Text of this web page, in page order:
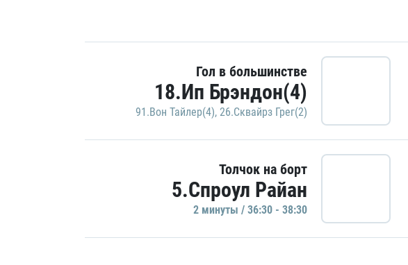
Гол в большинстве
18.Ип Брэндон(4)
91.Вон Тайлер(4), 26.Сквайрз Грег(2)
Толчок на борт
5.Спроул Райан
2 минуты / 36:30 - 38:30